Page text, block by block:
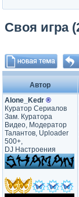
Своя игра
Автор
Alone_Kedr ®
Куратор Сериалов
Зам. Куратора
Видео, Модератор
Талантов, Uploader
500+,
DJ Настроения